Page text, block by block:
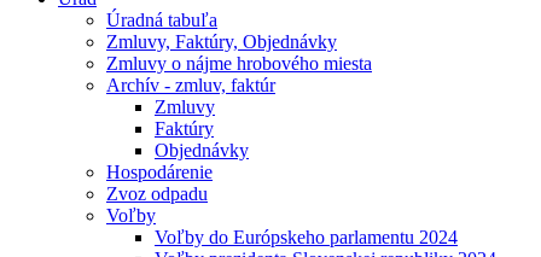
Úradná tabuľa
Zmluvy, Faktúry, Objednávky
Zmluvy o nájme hrobového miesta
Archív - zmluv, faktúr
Zmluvy
Faktúry
Objednávky
Hospodárenie
Zvoz odpadu
Voľby
Voľby do Európskeho parlamentu 2024